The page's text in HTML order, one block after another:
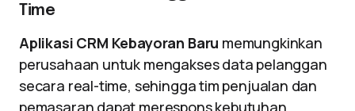
Time
Aplikasi CRM Kebayoran Baru memungkinkan
perusahaan untuk mengakses data pelanggan
secara real-time, sehingga tim penjualan dan
pemasaran dapat merespons kebutuhan